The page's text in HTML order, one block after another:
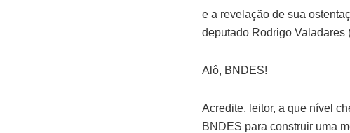
e a revelação de sua
deputado Rodrigo Valadares
Alô, BNDES!
Acredite, leitor, a que nível
BNDES para construir uma